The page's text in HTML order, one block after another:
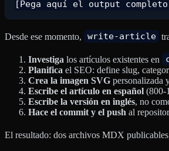
Desde ese momento, write-article
Investiga los artículos existentes en
Planifica el SEO: define slug,
Crea la imagen SVG personalizada
Escribe el artículo en español (800-
Escribe la versión en inglés, no
Hace el commit y el push al
El resultado: dos archivos MDX